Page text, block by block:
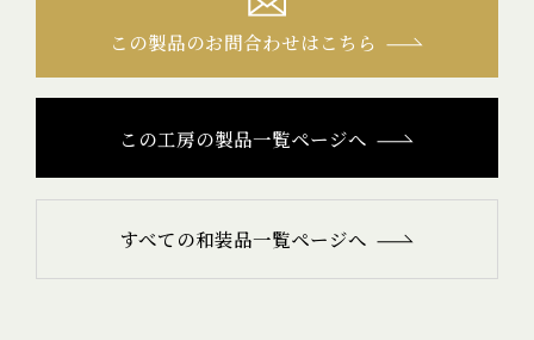
この製品のお問合わせはこちら
この工房の製品一覧ページへ
すべての和装品一覧ページへ